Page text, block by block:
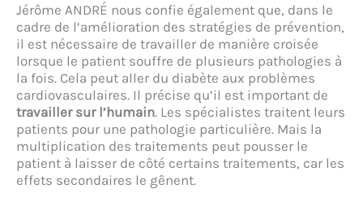
Jérôme ANDRÉ nous confie également que, dans le
cadre de l’amélioration des stratégies de prévention,
il est nécessaire de travailler de manière croisée
lorsque le patient souffre de plusieurs pathologies à
la fois. Cela peut aller du diabète aux problèmes
cardiovasculaires. Il précise qu’il est important de
travailler sur l’humain. Les spécialistes traitent leurs
patients pour une pathologie particulière. Mais la
multiplication des traitements peut pousser le
patient à laisser de côté certains traitements, car les
effets secondaires le gênent.